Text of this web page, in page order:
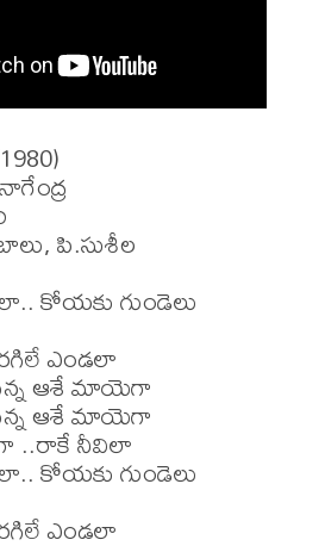
పి.సుశీల
కోయకు గుండెలు
ఎండలా
ఆశే మాయెగా
ఆశే మాయెగా
..రాకే నీవిలా
కోయకు గుండెలు
ఎండలా